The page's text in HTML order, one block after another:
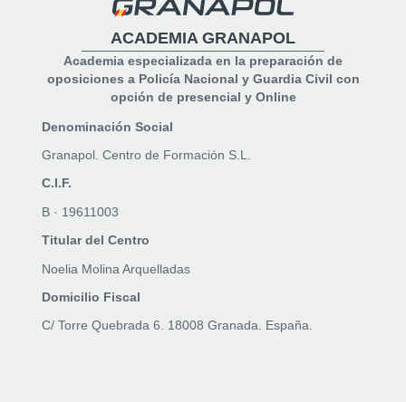
ACADEMIA GRANAPOL
Academia especializada en la preparación de
oposiciones a Policía Nacional y Guardia Civil con
opción de presencial y Online
Denominación Social
Granapol. Centro de Formación S.L.
C.I.F.
B · 19611003
Titular del Centro
Noelia Molina Arquelladas
Domicilio Fiscal
C/ Torre Quebrada 6. 18008 Granada. España.